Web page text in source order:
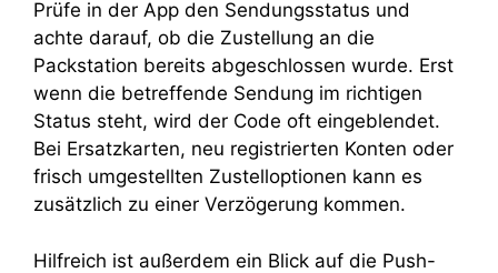
Prüfe in der App den Sendungsstatus und
achte darauf, ob die Zustellung an die
Packstation bereits abgeschlossen wurde. Erst
wenn die betreffende Sendung im richtigen
Status steht, wird der Code oft eingeblendet.
Bei Ersatzkarten, neu registrierten Konten oder
frisch umgestellten Zustelloptionen kann es
zusätzlich zu einer Verzögerung kommen.
Hilfreich ist außerdem ein Blick auf die Push-